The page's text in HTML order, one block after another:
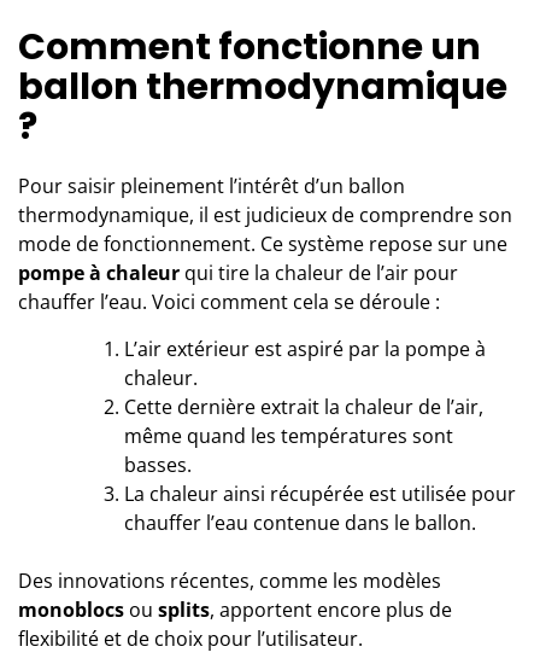
Comment fonctionne un
ballon thermodynamique
?
Pour saisir pleinement l’intérêt d’un ballon
thermodynamique, il est judicieux de comprendre son
mode de fonctionnement. Ce système repose sur une
pompe à chaleur qui tire la chaleur de l’air pour
chauffer l’eau. Voici comment cela se déroule :
L’air extérieur est aspiré par la pompe à
chaleur.
Cette dernière extrait la chaleur de l’air,
même quand les températures sont
basses.
La chaleur ainsi récupérée est utilisée pour
chauffer l’eau contenue dans le ballon.
Des innovations récentes, comme les modèles
monoblocs ou splits, apportent encore plus de
flexibilité et de choix pour l’utilisateur.